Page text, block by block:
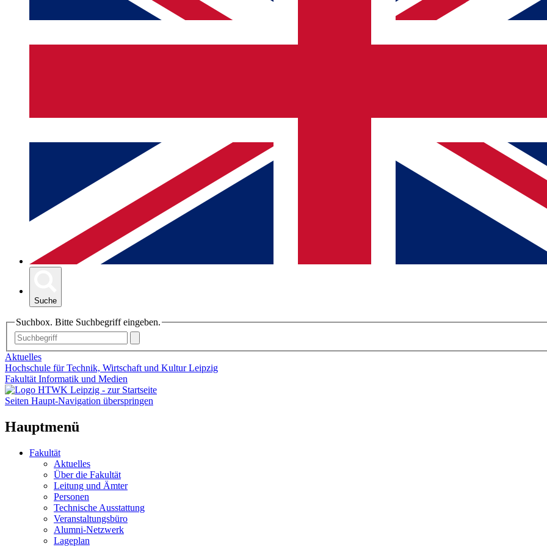
Suche
Suchbox. Bitte Suchbegriff eingeben.
Aktuelles
Hochschule für Technik, Wirtschaft und Kultur Leipzig
Fakultät Informatik und Medien
Seiten Haupt-Navigation überspringen
Hauptmenü
Fakultät
Aktuelles
Über die Fakultät
Leitung und Ämter
Personen
Technische Ausstattung
Veranstaltungsbüro
Alumni-Netzwerk
Lageplan